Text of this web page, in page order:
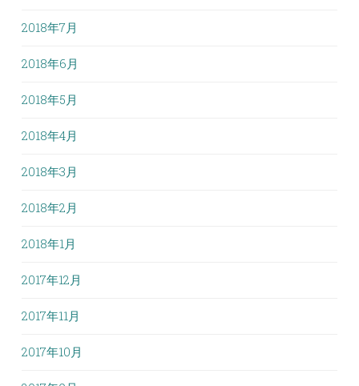
2018年7月
2018年6月
2018年5月
2018年4月
2018年3月
2018年2月
2018年1月
2017年12月
2017年11月
2017年10月